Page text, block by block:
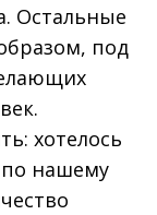
Остальные
под
хотелось
нашему